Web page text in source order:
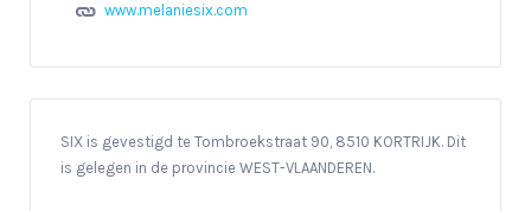
www.melaniesix.com
SIX is gevestigd te Tombroekstraat 90, 8510 KORTRIJK. Dit
is gelegen in de provincie WEST-VLAANDEREN.